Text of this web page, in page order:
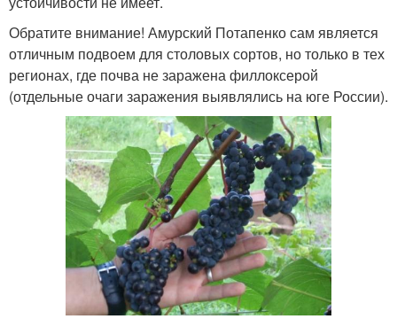
Обратите внимание! Амурский Потапенко сам является
отличным подвоем для столовых сортов, но только в тех
регионах, где почва не заражена филлоксерой
(отдельные очаги заражения выявлялись на юге России).